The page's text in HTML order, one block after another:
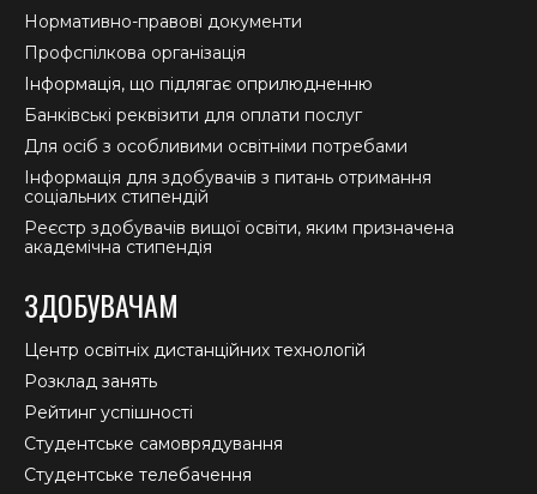
Нормативно-правові документи
Профспілкова організація
Інформація, що підлягає оприлюдненню
Банківські реквізити для оплати послуг
Для осіб з особливими освітніми потребами
Інформація для здобувачів з питань отримання
соціальних стипендій
Реєстр здобувачів вищої освіти, яким призначена
академічна стипендія
ЗДОБУВАЧАМ
Центр освітніх дистанційних технологій
Розклад занять
Рейтинг успішності
Студентське самоврядування
Студентське телебачення